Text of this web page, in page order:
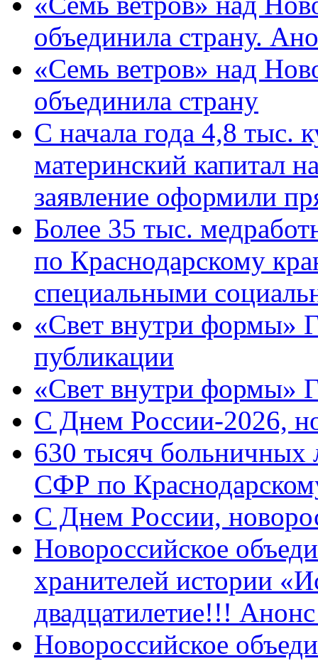
объединила страну.
«Семь ветров» над
объединила страну
С начала года 4,8 тыс.
материнский капитал
заявление оформили
Более 35 тыс.
по Краснодарскому
специальными
«Свет внутри формы»
публикации
«Свет внутри формы»
C Днем России-2026,
630 тысяч больничных
СФР по
C Днем России,
Новороссийское
хранителей истории
двадцатилетие!!!
Новороссийское